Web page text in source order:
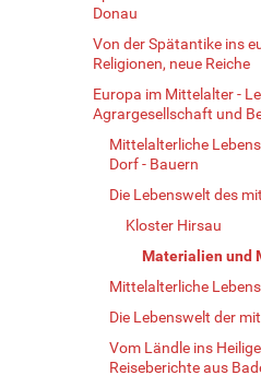
Donau
Von der Spätantike ins
Religionen, neue Reiche
Europa im Mittelalter -
Agrargesellschaft und
Mittelalterliche
Dorf - Bauern
Die Lebenswelt des
Kloster Hirsau
Materialien und
Mittelalterliche
Die Lebenswelt der
Vom Ländle ins
Reiseberichte aus